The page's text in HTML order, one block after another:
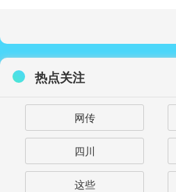
热点关注
网传
四川
这些